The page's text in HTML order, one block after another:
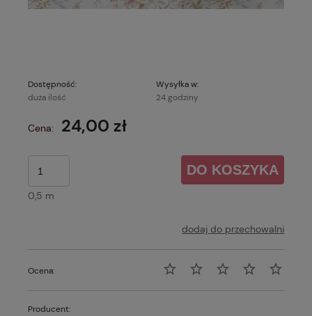
Dostępność:
duża ilość
Wysyłka w:
24 godziny
Cena: 24,00 zł
0,5 m
DO KOSZYKA
dodaj do przechowalni
Ocena:
Producent: